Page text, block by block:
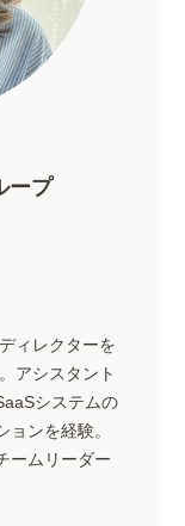
ープ
ィレクターを
アシスタント
システムの
ンを経験。
ームリーダー